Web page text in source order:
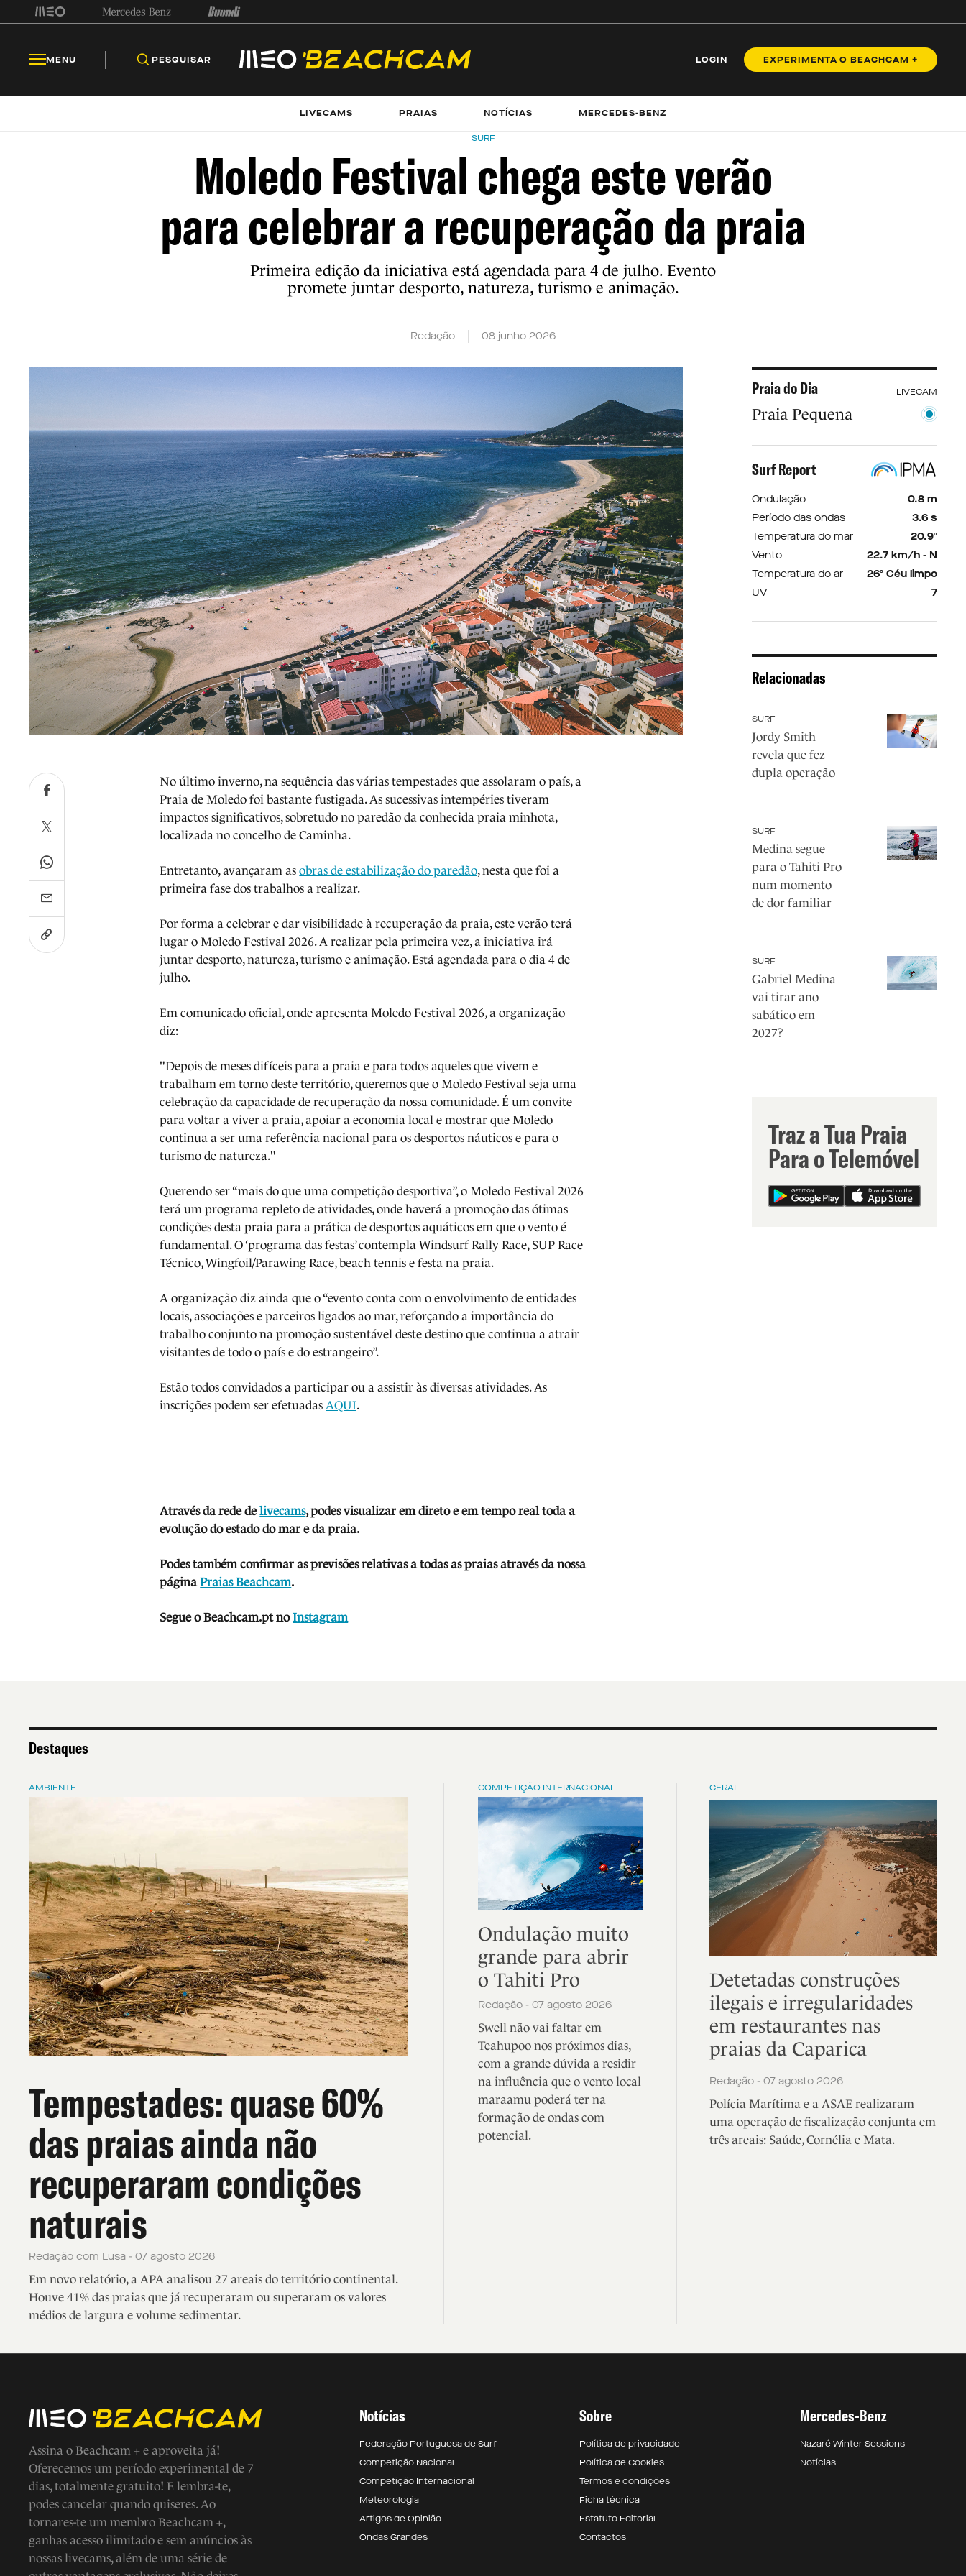
MENU PESQUISAR LOGIN EXPERIMENTA O BEACHCAM +
LIVECAMS PRAIAS NOTÍCIAS MERCEDES-BENZ
SURF
Moledo Festival chega este verão
para celebrar a recuperação da praia
Primeira edição da iniciativa está agendada para 4 de julho. Evento
promete juntar desporto, natureza, turismo e animação.
Redação 08 junho 2026
No último inverno, na sequência das várias tempestades que assolaram o país, a
Praia de Moledo foi bastante fustigada. As sucessivas intempéries tiveram
impactos significativos, sobretudo no paredão da conhecida praia minhota,
localizada no concelho de Caminha.
Entretanto, avançaram asobras de estabilização do paredão, nesta que foi a
primeira fase dos trabalhos a realizar.
Por forma a celebrar e dar visibilidade à recuperação da praia, este verão terá
lugar o Moledo Festival 2026. A realizar pela primeira vez, a iniciativa irá
juntar desporto, natureza, turismo e animação. Está agendada para o dia 4 de
julho.
Em comunicado oficial, onde apresenta Moledo Festival 2026, a organização
diz:
"Depois de meses difíceis para a praia e para todos aqueles que vivem e
trabalham em torno deste território, queremos que o Moledo Festival seja uma
celebração da capacidade de recuperação da nossa comunidade. É um convite
para voltar a viver a praia, apoiar a economia local e mostrar que Moledo
continua a ser uma referência nacional para os desportos náuticos e para o
turismo de natureza."
Querendo ser “mais do que uma competição desportiva”, o Moledo Festival 2026
terá um programa repleto de atividades, onde haverá a promoção das ótimas
condições desta praia para a prática de desportos aquáticos em que o vento é
fundamental. O ‘programa das festas’ contempla Windsurf Rally Race, SUP Race
Técnico, Wingfoil/Parawing Race, beach tennis e festa na praia.
A organização diz ainda que o “evento conta com o envolvimento de entidades
locais, associações e parceiros ligados ao mar, reforçando a importância do
trabalho conjunto na promoção sustentável deste destino que continua a atrair
visitantes de todo o país e do estrangeiro”.
Estão todos convidados a participar ou a assistir às diversas atividades. As
inscrições podem ser efetuadasAQUI.
Através da rede delivecams, podes visualizar em direto e em tempo real toda a
evolução do estado do mar e da praia.
Podes também confirmar as previsões relativas a todas as praias através da nossa
páginaPraias Beachcam.
Segue o Beachcam.pt no Instagram
Praia do Dia LIVECAM
Praia Pequena
Surf Report
Ondulação
0.8 m
Período das ondas
3.6 s
Temperatura do mar
20.9º
Vento
22.7 km/h - N
Temperatura do ar
26º Céu limpo
UV
7
Relacionadas
SURF
Jordy Smith
revela que fez
dupla operação
SURF
Medina segue
para o Tahiti Pro
num momento
de dor familiar
SURF
Gabriel Medina
vai tirar ano
sabático em
2027?
Traz a Tua Praia
Para o Telemóvel
Destaques
AMBIENTE
Tempestades: quase 60%
das praias ainda não
recuperaram condições
naturais
Redação com Lusa - 07 agosto 2026
Em novo relatório, a APA analisou 27 areais do território continental.
Houve 41% das praias que já recuperaram ou superaram os valores
médios de largura e volume sedimentar.
COMPETIÇÃO INTERNACIONAL
Ondulação muito
grande para abrir
o Tahiti Pro
Redação - 07 agosto 2026
Swell não vai faltar em
Teahupoo nos próximos dias,
com a grande dúvida a residir
na influência que o vento local
maraamu poderá ter na
formação de ondas com
potencial.
GERAL
Detetadas construções
ilegais e irregularidades
em restaurantes nas
praias da Caparica
Redação - 07 agosto 2026
Polícia Marítima e a ASAE realizaram
uma operação de fiscalização conjunta em
três areais: Saúde, Cornélia e Mata.
Assina o Beachcam + e aproveita já!
Oferecemos um período experimental de 7
dias, totalmente gratuito! E lembra-te,
podes cancelar quando quiseres. Ao
tornares-te um membro Beachcam +,
ganhas acesso ilimitado e sem anúncios às
nossas livecams, além de uma série de
Notícias
Federação Portuguesa de Surf
Competição Nacional
Competição Internacional
Meteorologia
Artigos de Opinião
Ondas Grandes
Sobre
Política de privacidade
Política de Cookies
Termos e condições
Ficha técnica
Estatuto Editorial
Contactos
Mercedes-Benz
Nazaré Winter Sessions
Notícias